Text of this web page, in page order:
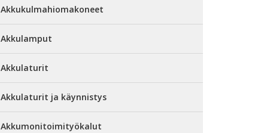
Akkukulmahiomakoneet
Akkulamput
Akkulaturit
Akkulaturit ja käynnistys
Akkumonitoimityökalut